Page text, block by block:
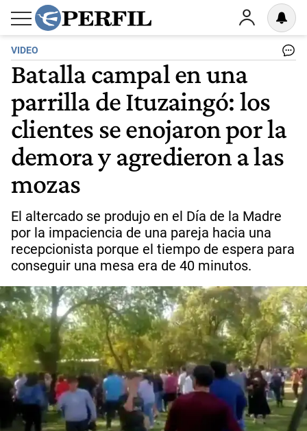
VIDEO
Batalla campal en una
parrilla de Ituzaingó: los
clientes se enojaron por la
demora y agredieron a las
mozas
El altercado se produjo en el Día de la Madre
por la impaciencia de una pareja hacia una
recepcionista porque el tiempo de espera para
conseguir una mesa era de 40 minutos.